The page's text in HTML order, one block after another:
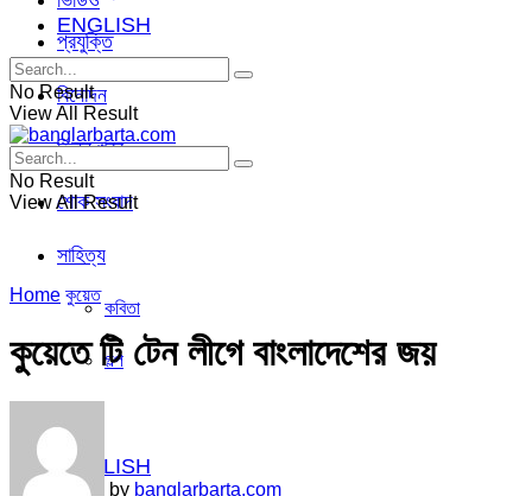
প্রযুক্তি
বিনোদন
ভিন্ন খবর
শোক সংবাদ
সাহিত্য
কবিতা
গল্প
ENGLISH
ENGLISH
No Result
View All Result
No Result
View All Result
Home কুয়েত
কুয়েতে টি টেন লীগে বাংলাদেশের জয়
by banglarbarta.com